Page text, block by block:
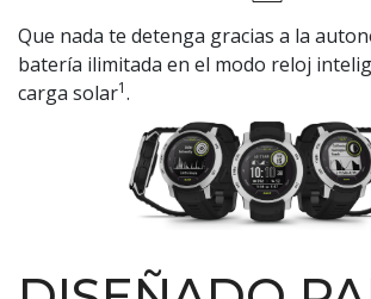
Que nada te detenga gracias a la
batería ilimitada en el modo reloj
carga solar1.